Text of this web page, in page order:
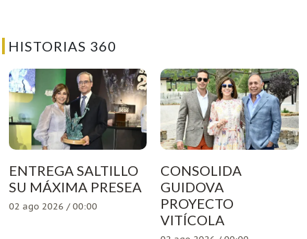
HISTORIAS 360
ENTREGA SALTILLO
SU MÁXIMA PRESEA
02 ago 2026 / 00:00
CONSOLIDA
GUIDOVA
PROYECTO
VITÍCOLA